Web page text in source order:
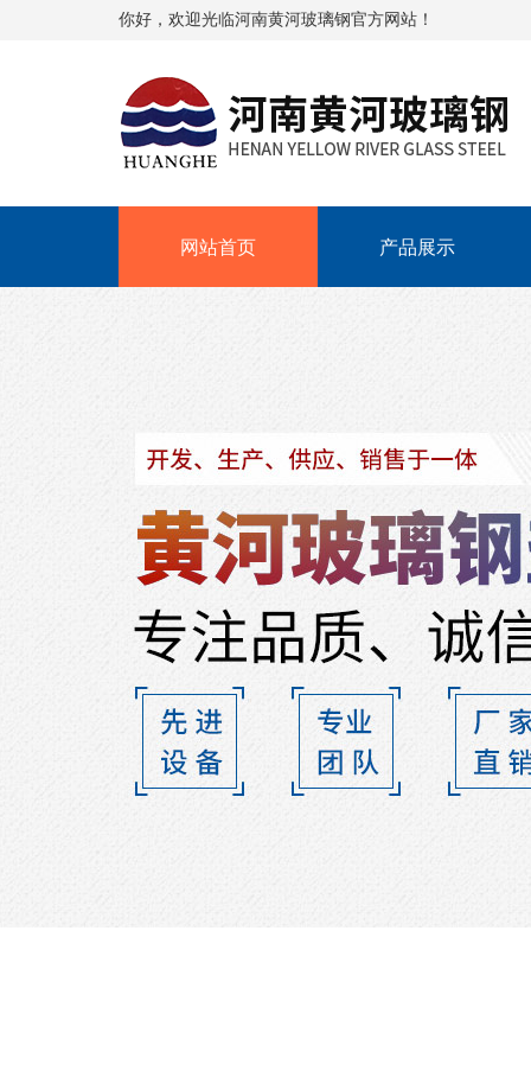
你好，欢迎光临河南黄河玻璃钢官方网站！
网站首页 产品展示